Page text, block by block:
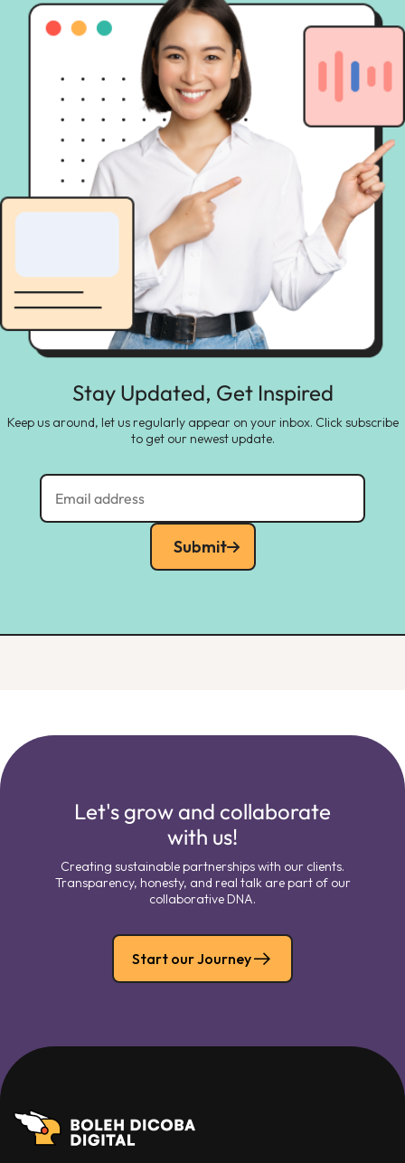
Stay Updated, Get Inspired
Keep us around, let us regularly appear on your inbox. Click subscribe
to get our newest update.
Submit
Let's grow and collaborate
with us!
Creating sustainable partnerships with our clients.
Transparency, honesty, and real talk are part of our
collaborative DNA.
Start our Journey